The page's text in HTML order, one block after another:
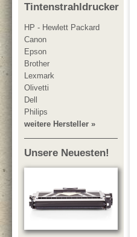
Tintenstrahldrucker
HP - Hewlett Packard
Canon
Epson
Brother
Lexmark
Olivetti
Dell
Philips
weitere Hersteller »
Unsere Neuesten!